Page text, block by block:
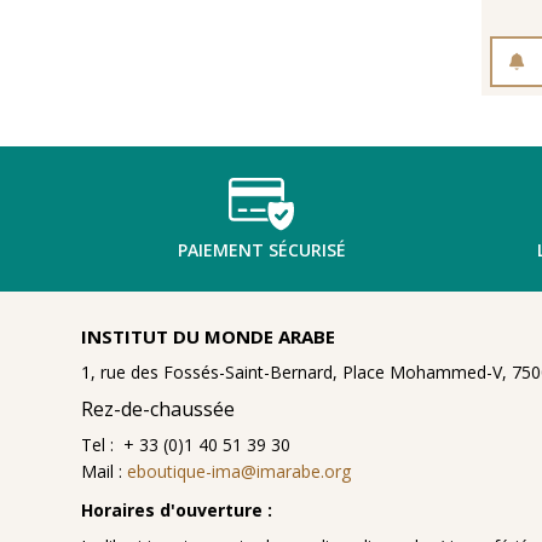
PAIEMENT SÉCURISÉ
INSTITUT DU MONDE ARABE
1, rue des Fossés-Saint-Bernard, Place Mohammed-V,
Rez-de-chaussée
Tel : + 33 (0)1 40 51 39 30
Mail :eboutique-ima@imarabe.org
Horaires d'ouverture :